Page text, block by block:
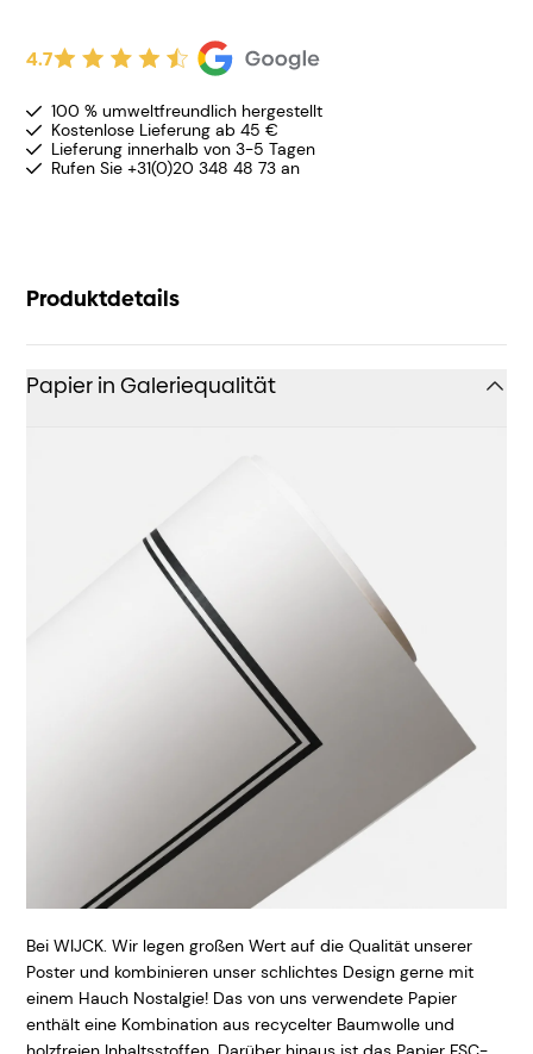
4.7
100 % umweltfreundlich hergestellt
Kostenlose Lieferung ab 45 €
Lieferung innerhalb von 3-5 Tagen
Rufen Sie +31(0)20 348 48 73 an
Produktdetails
Papier in Galeriequalität
Bei WIJCK. Wir legen großen Wert auf die Qualität unserer
Poster und kombinieren unser schlichtes Design gerne mit
einem Hauch Nostalgie! Das von uns verwendete Papier
enthält eine Kombination aus recycelter Baumwolle und